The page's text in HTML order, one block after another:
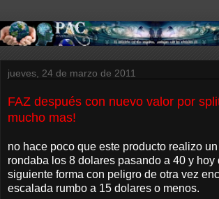
jueves, 24 de marzo de 2011
FAZ después con nuevo valor por
mucho mas!
no hace poco que este producto realizo
rondaba los 8 dolares pasando a 40 y hoy
siguiente forma con peligro de otra vez
escalada rumbo a 15 dolares o menos.